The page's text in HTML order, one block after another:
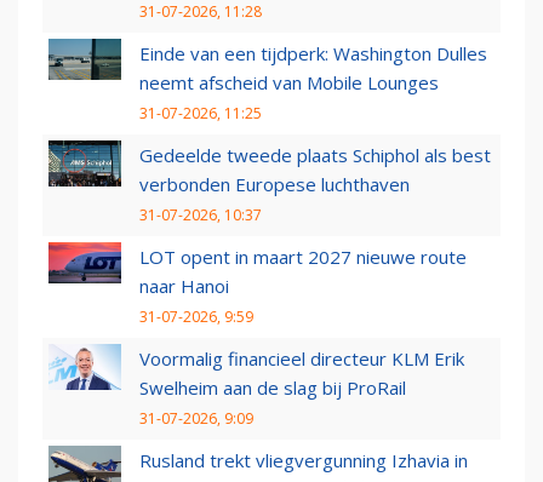
31-07-2026, 11:28
Einde van een tijdperk: Washington Dulles
neemt afscheid van Mobile Lounges
31-07-2026, 11:25
Gedeelde tweede plaats Schiphol als best
verbonden Europese luchthaven
31-07-2026, 10:37
LOT opent in maart 2027 nieuwe route
naar Hanoi
31-07-2026, 9:59
Voormalig financieel directeur KLM Erik
Swelheim aan de slag bij ProRail
31-07-2026, 9:09
Rusland trekt vliegvergunning Izhavia in